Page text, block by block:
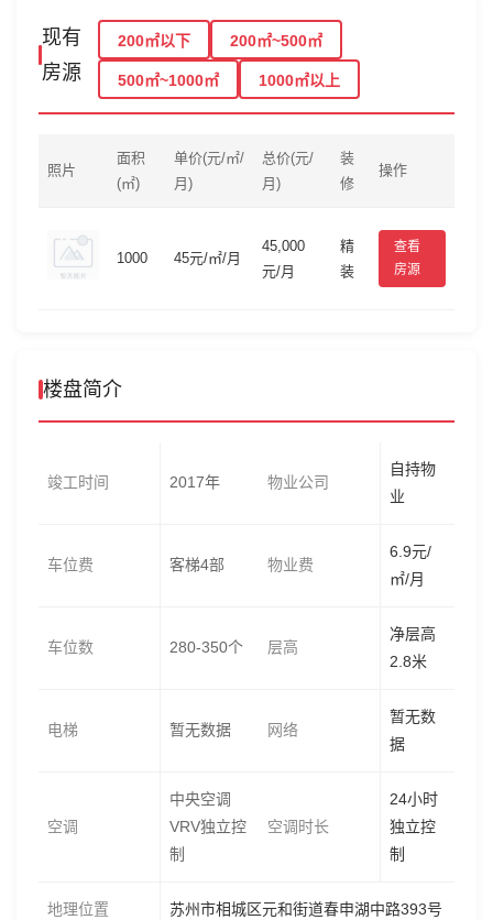
现有
房源
200㎡以下 200㎡~500㎡
500㎡~1000㎡ 1000㎡以上
照片
面积
(㎡)
单价(元/㎡/
月)
总价(元/
月)
装
修
操作
1000 45元/㎡/月
45,000
元/月
精
装
查看
房源
楼盘简介
竣工时间 2017年 物业公司
自持物
业
车位费 客梯4部 物业费
6.9元/
㎡/月
车位数 280-350个 层高
净层高
2.8米
电梯 暂无数据 网络
暂无数
据
空调
中央空调
VRV独立控
制
空调时长
24小时
独立控
制
地理位置 苏州市相城区元和街道春申湖中路393号